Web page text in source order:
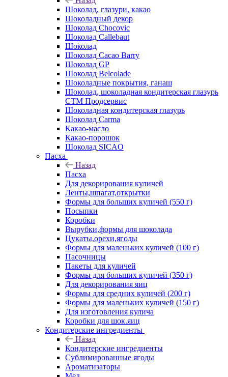
Шоколад, глазури, какао
Шоколадный декор
Шоколад Chocovic
Шоколад Callebaut
Шоколад
Шоколад Cacao Barry
Шоколад GP
Шоколад Belcolade
Шоколадные покрытия, ганаш
Шоколад, шоколадная кондитерская глазурь
СТМ Продсервис
Шоколадная кондитерская глазурь
Шоколад Carma
Какао-масло
Какао-порошок
Шоколад SICAO
Пасха
Назад
Пасха
Для декорирования куличей
Ленты,шпагат,открытки
Формы для больших куличей (550 г)
Посыпки
Коробки
Вырубки,формы для шоколада
Цукаты,орехи,ягоды
Формы для маленьких куличей (100 г)
Пасочницы
Пакеты для куличей
Формы для больших куличей (350 г)
Для декорирования яиц
Формы для средних куличей (200 г)
Формы для маленьких куличей (150 г)
Для изготовления кулича
Коробки для шок.яиц
Кондитерские ингредиенты
Назад
Кондитерские ингредиенты
Сублимированные ягоды
Ароматизаторы